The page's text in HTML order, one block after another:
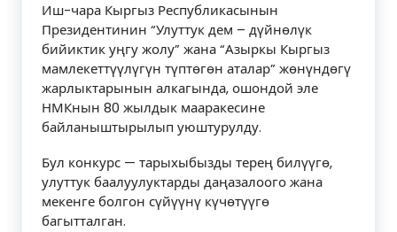
Иш-чара Кыргыз Республикасынын
Президентинин “Улуттук дем – дүйнөлүк
бийиктик уңгу жолу” жана “Азыркы Кыргыз
мамлекеттүүлүгүн түптөгөн аталар” жөнүндөгү
жарлыктарынын алкагында, ошондой эле
НМКнын 80 жылдык мааракесине
байланыштырылып уюштурулду.
Бул конкурс — тарыхыбызды терең билүүгө,
улуттук баалуулуктарды даңазалоого жана
мекенге болгон сүйүүнү күчөтүүгө
багытталган.